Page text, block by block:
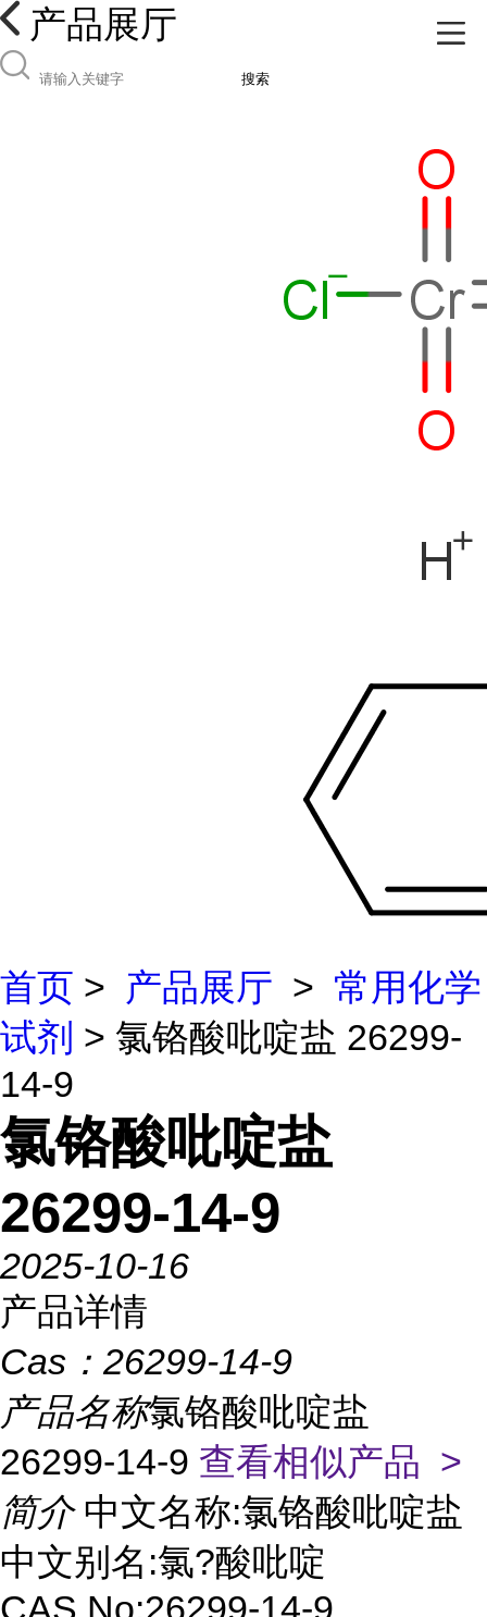
产品展厅
搜索
首页 > 产品展厅 > 常用化学
试剂 > 氯铬酸吡啶盐 26299-
14-9
氯铬酸吡啶盐
26299-14-9
2025-10-16
产品详情
Cas： 26299-14-9
产品名称氯铬酸吡啶盐
26299-14-9 查看相似产品 >
简介 中文名称:氯铬酸吡啶盐
中文别名:氯?酸吡啶
CAS No:26299-14-9